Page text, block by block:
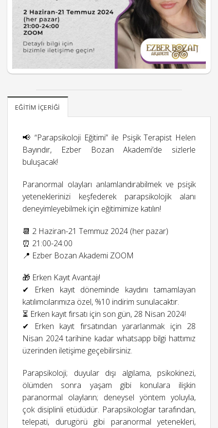
EĞITIM İÇERIĞI
📢 “Parapsikoloji Eğitimi” ile Psişik Terapist Helen
Bayındır, Ezber Bozan Akademi’de sizlerle
buluşacak!
Paranormal olayları anlamlandırabilmek ve psişik
yeteneklerinizi keşfederek parapsikolojik alanı
deneyimleyebilmek için eğitimimize katılın!
📆 2 Haziran-21 Temmuz 2024 (her pazar)
⏰ 21:00-24:00
📍 Ezber Bozan Akademi ZOOM
🎁 Erken Kayıt Avantajı!
✔ Erken kayıt döneminde kaydını tamamlayan
katılımcılarımıza özel, %10 indirim sunulacaktır.
⏳ Erken kayıt fırsatı için son gün, 28 Nisan 2024!
✔ Erken kayıt fırsatından yararlanmak için 28
Nisan 2024 tarihine kadar whatsapp bilgi hattımız
üzerinden iletişime geçebilirsiniz.
Parapsikoloji; duyular dışı algılama, psikokinezi,
ölümden sonra yaşam gibi konulara ilişkin
paranormal olayların; deneysel yöntem yoluyla,
çok disiplinli etüdüdür. Parapsikologlar tarafından,
telepati, durugörü gibi paranormal yetenekleri,